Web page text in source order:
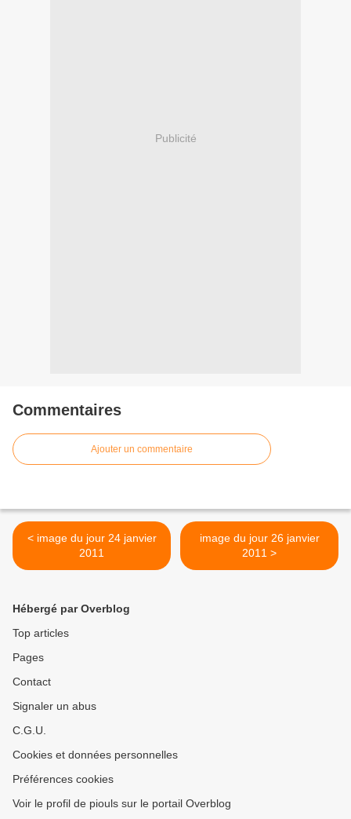
Publicité
Commentaires
Ajouter un commentaire
< image du jour 24 janvier
2011
image du jour 26 janvier
2011 >
Hébergé par Overblog
Top articles
Pages
Contact
Signaler un abus
C.G.U.
Cookies et données personnelles
Préférences cookies
Voir le profil de piouls sur le portail Overblog